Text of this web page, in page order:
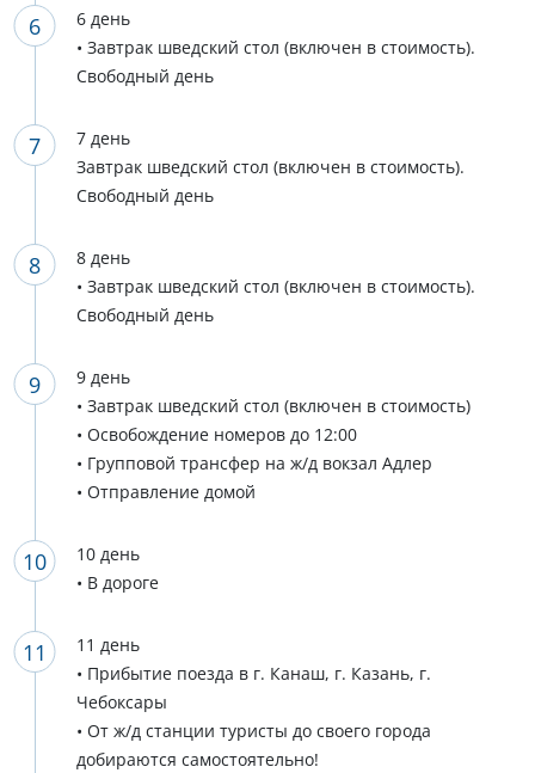
6 день
• Завтрак шведский стол (включен в стоимость).
Свободный день
7 день
Завтрак шведский стол (включен в стоимость).
Свободный день
8 день
• Завтрак шведский стол (включен в стоимость).
Свободный день
9 день
• Завтрак шведский стол (включен в стоимость)
• Освобождение номеров до 12:00
• Групповой трансфер на ж/д вокзал Адлер
• Отправление домой
10 день
• В дороге
11 день
• Прибытие поезда в г. Канаш, г. Казань, г.
Чебоксары
• От ж/д станции туристы до своего города
добираются самостоятельно!